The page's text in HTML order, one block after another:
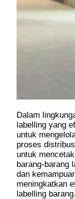
Dalam
labelling yang
untuk
proses
untuk
barang-barang
dan
meningkatkan
labelling barang.